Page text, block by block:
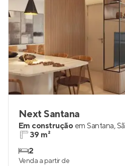
Next Santana
Em construção em Santana,
39 m²
2
Venda a partir de